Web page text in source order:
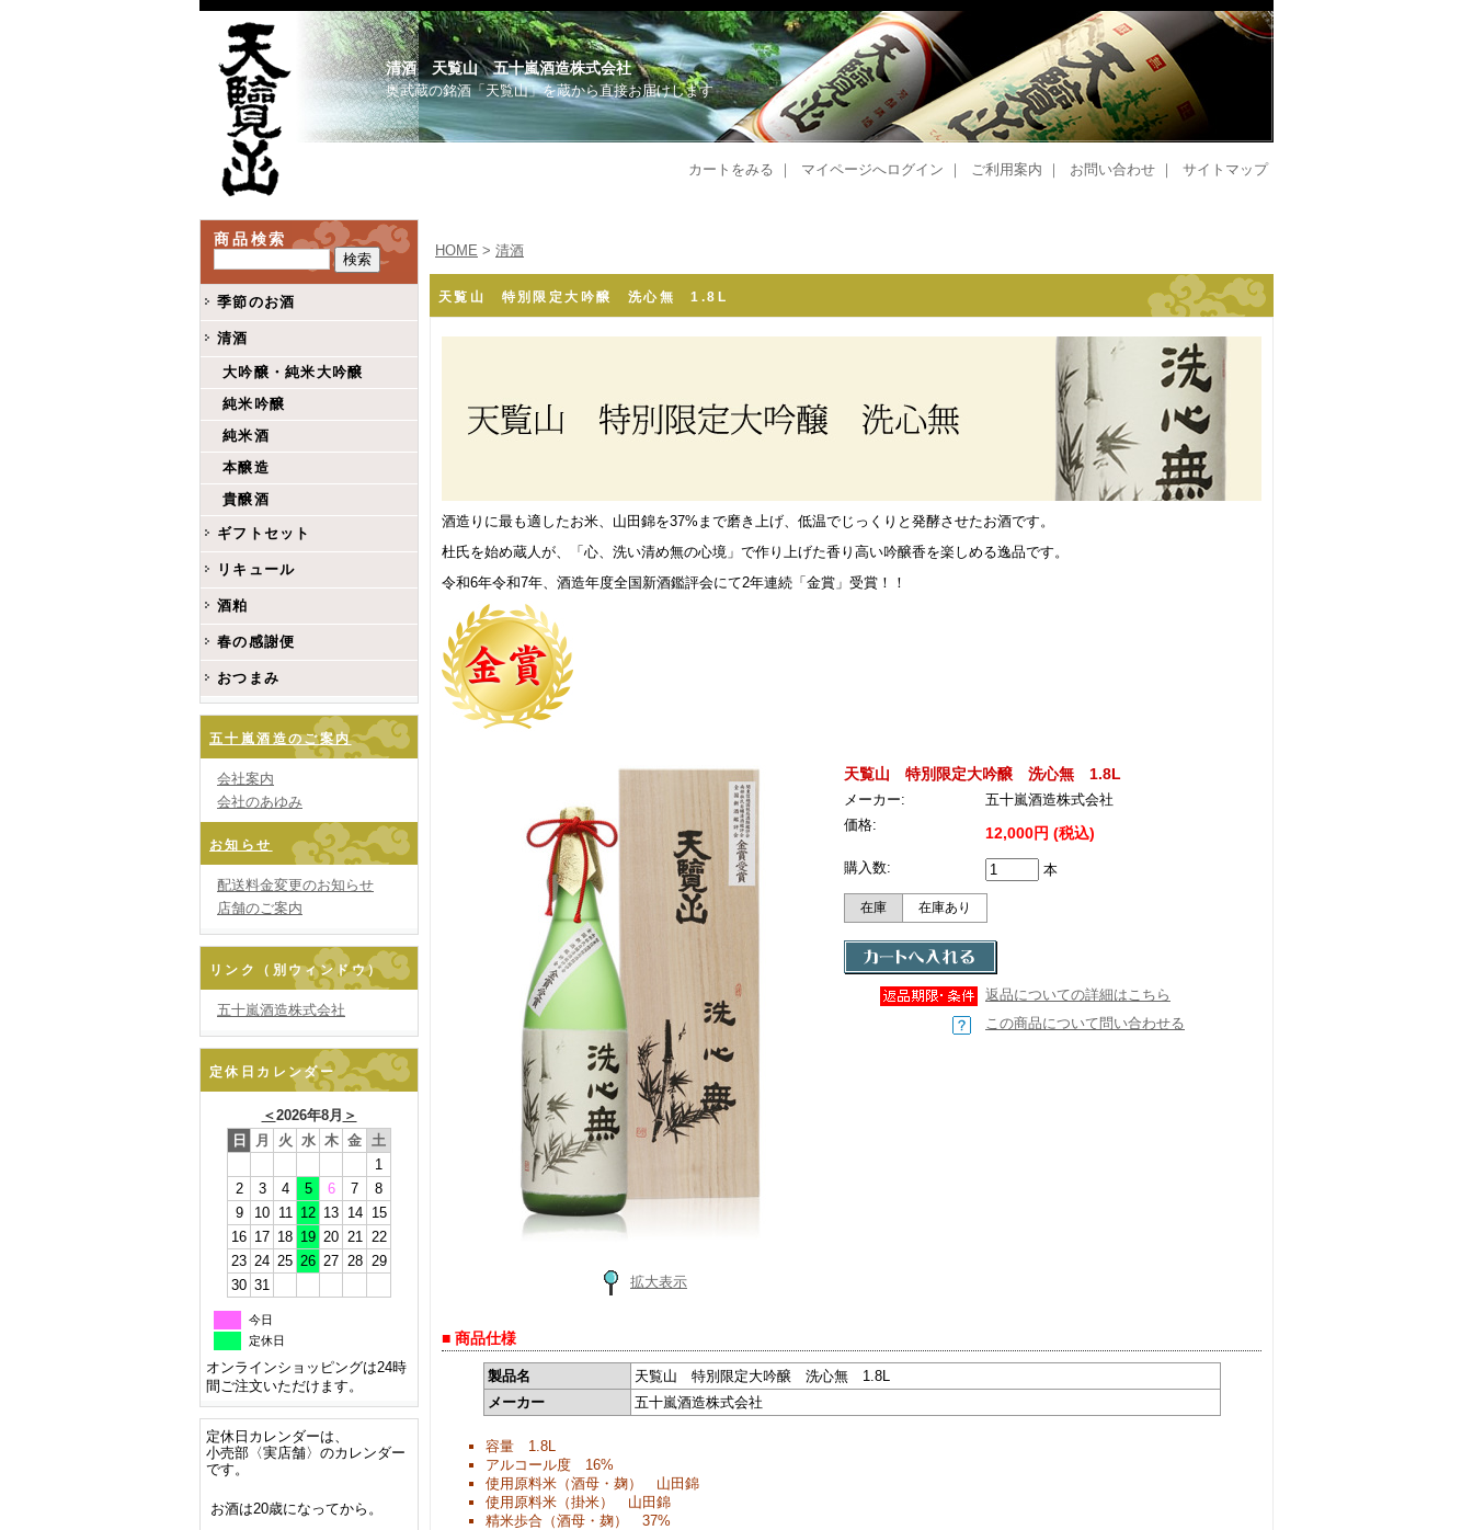
清酒 天覧山 五十嵐酒造株式会社
奥武蔵の銘酒「天覧山」を蔵から直接お届けします
カートをみる ｜ マイページへログイン ｜ ご利用案内 ｜ お問い合わせ ｜ サイトマップ
商品検索
季節のお酒
清酒
大吟醸・純米大吟醸
純米吟醸
純米酒
本醸造
貴醸酒
ギフトセット
リキュール
酒粕
春の感謝便
おつまみ
五十嵐酒造のご案内
会社案内
会社のあゆみ
お知らせ
配送料金変更のお知らせ
店舗のご案内
リンク（別ウィンドウ）
五十嵐酒造株式会社
定休日カレンダー
＜2026年8月 ＞
日
月 火 水 木 金 土
1
2
3 4 5 6 7
8
9
10 11 12 13 14
15
16 17 18 19 20 21 22
23 24 25 26 27 28 29
30 31
今日
定休日
オンラインショッピングは24時
間ご注文いただけます。
定休日カレンダーは、
小売部〈実店舗〉のカレンダー
です。
お酒は20歳になってから。
HOME > 清酒
天覧山 特別限定大吟醸 洗心無 1.8L
酒造りに最も適したお米、山田錦を37%まで磨き上げ、低温でじっくりと発酵させたお酒です。
杜氏を始め蔵人が、「心、洗い清め無の心境」で作り上げた香り高い吟醸香を楽しめる逸品です。
令和6年令和7年、酒造年度全国新酒鑑評会にて2年連続「金賞」受賞！！
拡大表示
天覧山 特別限定大吟醸 洗心無 1.8L
メーカー:
五十嵐酒造株式会社
価格:
12,000円 (税込)
購入数: 本
在庫 在庫あり
返品についての詳細はこちら
この商品について問い合わせる
■ 商品仕様
製品名
天覧山 特別限定大吟醸 洗心無 1.8L
メーカー
五十嵐酒造株式会社
容量 1.8L
アルコール度 16%
使用原料米（酒母・麹） 山田錦
使用原料米（掛米） 山田錦
精米歩合（酒母・麹） 37%